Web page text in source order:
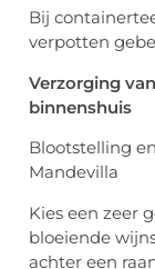
Bij
verpotten
Verzorging
binnenshuis
Blootstelling
Mandevilla
Kies een zeer
bloeiende
achter een